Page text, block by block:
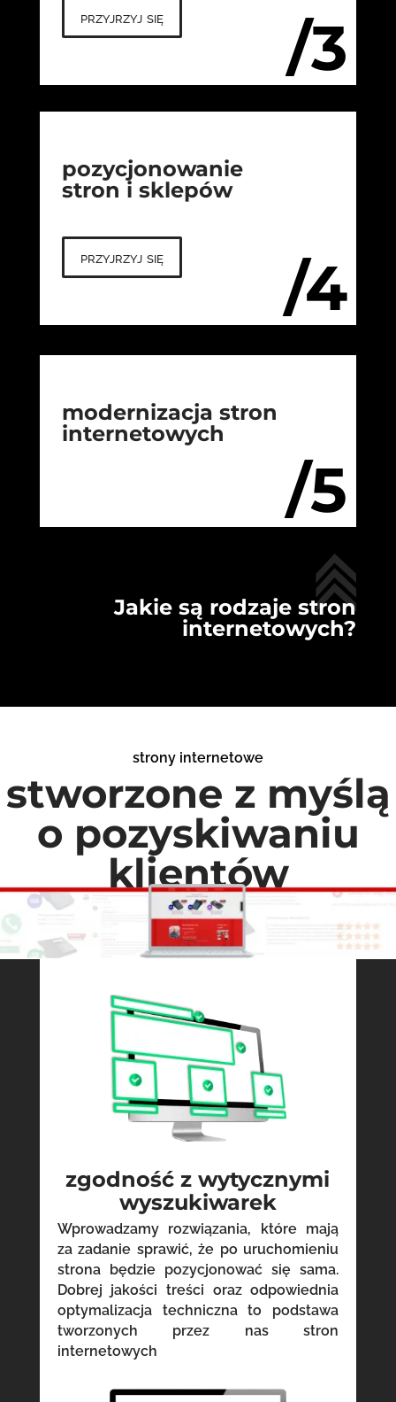
/3
przyjrzyj się
/4
pozycjonowanie
stron i sklepów
przyjrzyj się
/5
modernizacja stron
internetowych
Jakie są rodzaje stron
internetowych?
strony internetowe
stworzone z myślą
o pozyskiwaniu
klientów
zgodność z wytycznymi
wyszukiwarek
Wprowadzamy rozwiązania, które mają
za zadanie sprawić, że po uruchomieniu
strona będzie pozycjonować się sama.
Dobrej jakości treści oraz odpowiednia
optymalizacja techniczna to podstawa
tworzonych przez nas stron
internetowych